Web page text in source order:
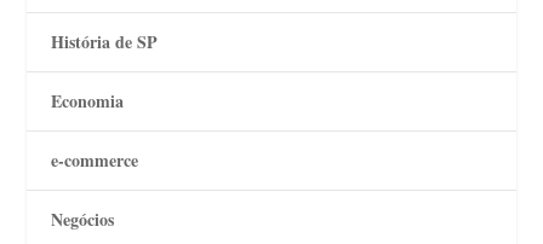
História de SP
Economia
e-commerce
Negócios